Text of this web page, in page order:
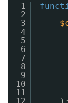
1
2
3
4
5
6
7
8
9
10
11